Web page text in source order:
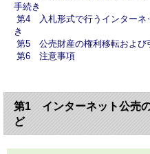
手続き
第4 入札形式で行うインターネ
き
第5 公売財産の権利移転および
第6 注意事項
第1 インターネット公売
ど